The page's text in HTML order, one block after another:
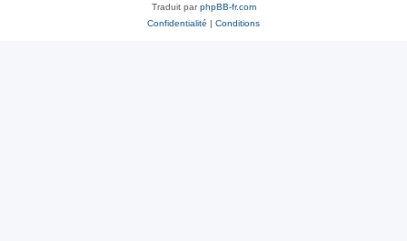
Traduit parphpBB-fr.com
Confidentialité | Conditions